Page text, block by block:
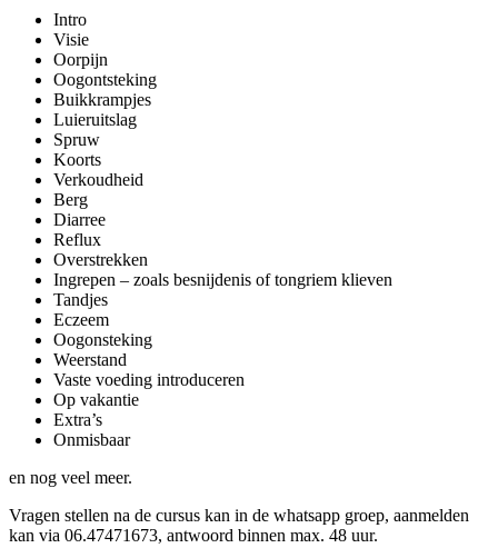
Intro
Visie
Oorpijn
Oogontsteking
Buikkrampjes
Luieruitslag
Spruw
Koorts
Verkoudheid
Berg
Diarree
Reflux
Overstrekken
Ingrepen – zoals besnijdenis of tongriem klieven
Tandjes
Eczeem
Oogonsteking
Weerstand
Vaste voeding introduceren
Op vakantie
Extra’s
Onmisbaar
en nog veel meer.
Vragen stellen na de cursus kan in de whatsapp groep, aanmelden
kan via 06.47471673, antwoord binnen max. 48 uur.